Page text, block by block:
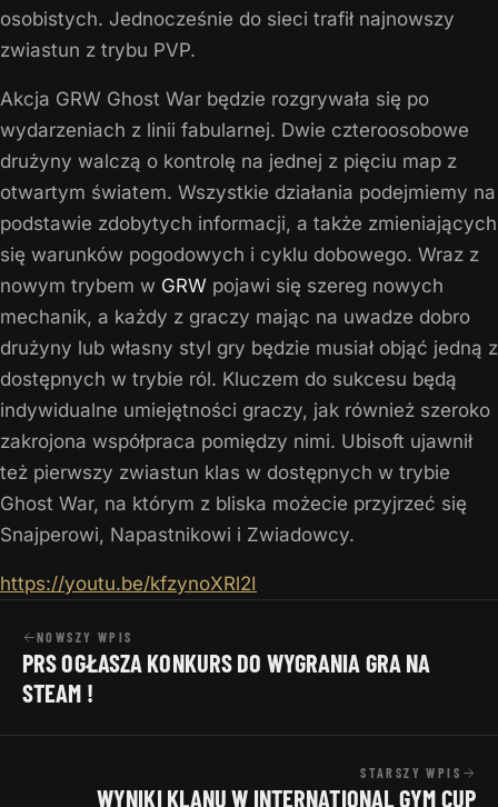
osobistych. Jednocześnie do sieci trafił najnowszy
zwiastun z trybu PVP.
Akcja GRW Ghost War będzie rozgrywała się po
wydarzeniach z linii fabularnej. Dwie czteroosobowe
drużyny walczą o kontrolę na jednej z pięciu map z
otwartym światem. Wszystkie działania podejmiemy na
podstawie zdobytych informacji, a także zmieniających
się warunków pogodowych i cyklu dobowego. Wraz z
nowym trybem w GRW pojawi się szereg nowych
mechanik, a każdy z graczy mając na uwadze dobro
drużyny lub własny styl gry będzie musiał objąć jedną z
dostępnych w trybie ról. Kluczem do sukcesu będą
indywidualne umiejętności graczy, jak również szeroko
zakrojona współpraca pomiędzy nimi. Ubisoft ujawnił
też pierwszy zwiastun klas w dostępnych w trybie
Ghost War, na którym z bliska możecie przyjrzeć się
Snajperowi, Napastnikowi i Zwiadowcy.
https://youtu.be/kfzynoXRl2I
NOWSZY WPIS
PRS OGŁASZA KONKURS DO WYGRANIA GRA NA
STEAM !
STARSZY WPIS
WYNIKI KLANU W INTERNATIONAL GYM CUP